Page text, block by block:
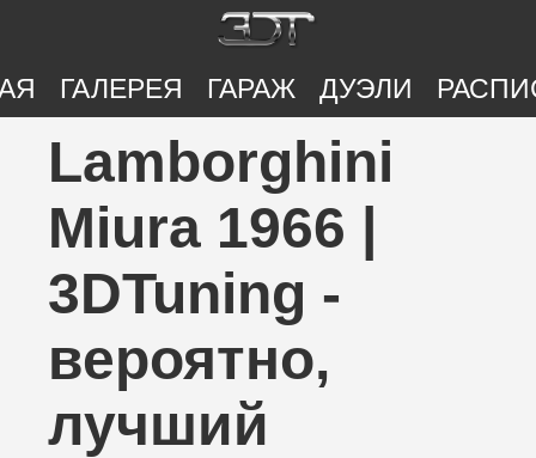
ГАЛЕРЕЯ ГАРАЖ ДУЭЛИ
Lamborghini
Miura 1966 |
3DTuning -
вероятно,
лучший